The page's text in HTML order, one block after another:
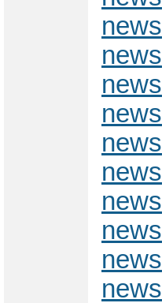
news
news
news
news
news
news
news
news
news
news